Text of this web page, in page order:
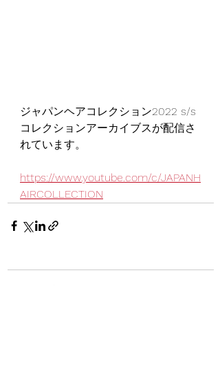
ジャパンヘアコレクション2022 s/s
コレクションアーカイブスが配信さ
れています。
https://www.youtube.com/c/JAPANH
AIRCOLLECTION